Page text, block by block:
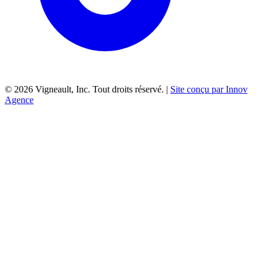
© 2026 Vigneault, Inc. Tout droits réservé. | Site conçu par Innov
Agence